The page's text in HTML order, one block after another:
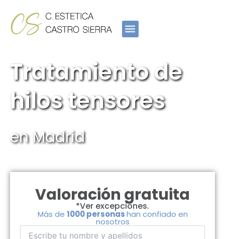
contenido
Tratamiento de
hilos tensores
en Madrid
Valoración gratuita
*Ver excepciones.
Más de 1000 personashan confiado en
nosotros